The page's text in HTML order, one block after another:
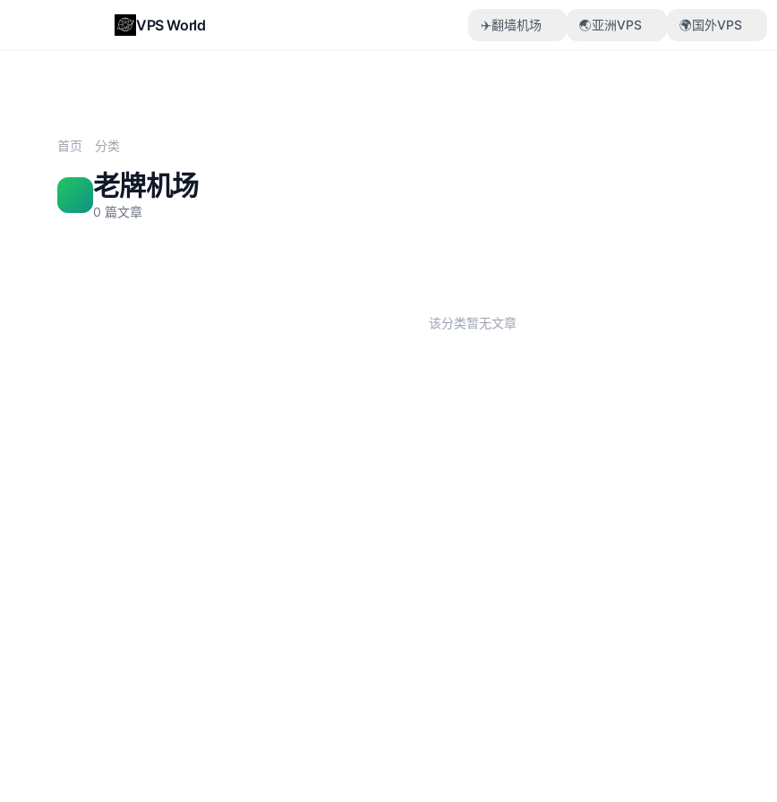
VPS World ✈️翻墙机场 🌏亚洲VPS 🌍国外VPS
首页 分类
老牌机场
0 篇文章
该分类暂无文章